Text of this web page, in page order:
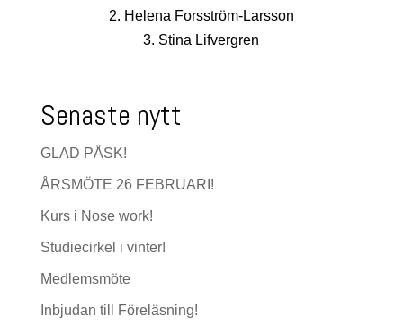
2. Helena Forsström-Larsson
3. Stina Lifvergren
Senaste nytt
GLAD PÅSK!
ÅRSMÖTE 26 FEBRUARI!
Kurs i Nose work!
Studiecirkel i vinter!
Medlemsmöte
Inbjudan till Föreläsning!